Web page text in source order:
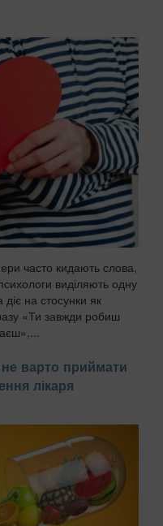
часто кидають слова,
виділяють одну
на стосунки як
«Ти завжди робиш
варто приймати
лікаря